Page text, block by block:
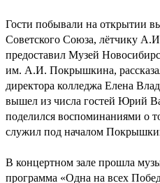
Гости побывали на открытии
Советского Союза, лётчику
предоставил Музей
им. А.И. Покрышкина,
директора колледжа Елена
вышел из числа гостей Юрий
поделился воспоминаниями о
служил под началом
В концертном зале прошла
программа «Одна на всех